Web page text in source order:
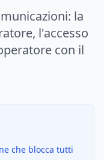
la
l'accesso
con il
che blocca tutti